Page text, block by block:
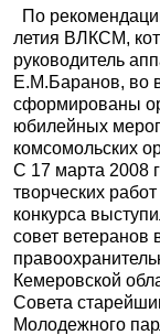
По
летия ВЛКСМ,
руководитель
Е.М.Баранов, во
сформированы
юбилейных
комсомольских
С 17 марта 2008
творческих
конкурса
совет
Кемеровской
Совета
Молодежного